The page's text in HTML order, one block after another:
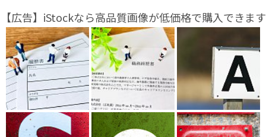
【広告】iStockなら高品質画像が低価格で購入できます